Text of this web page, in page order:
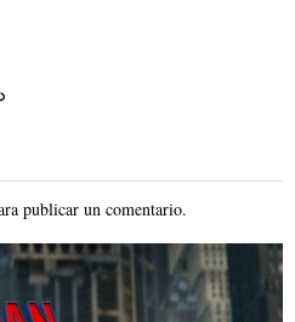
publicar un comentario.